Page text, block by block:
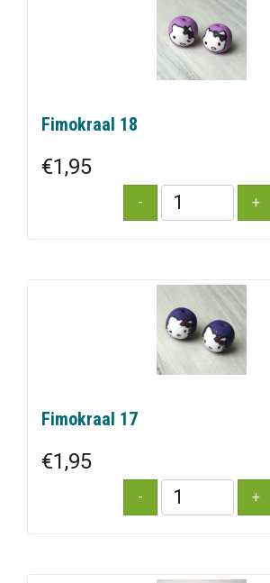
Fimokraal 18
€1,95
Fimokraal 17
€1,95